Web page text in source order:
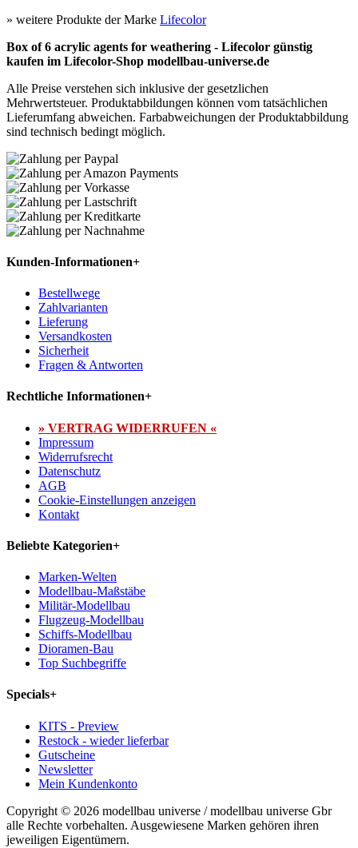
» weitere Produkte der Marke Lifecolor
Box of 6 acrylic agents for weathering - Lifecolor günstig
kaufen im Lifecolor-Shop modellbau-universe.de
Alle Preise verstehen sich inklusive der gesetzlichen
Mehrwertsteuer. Produktabbildungen können vom tatsächlichen
Lieferumfang abweichen. Farbabweichungen der Produktabbildung
sind technisch bedingt möglich.
Kunden-Informationen+
Bestellwege
Zahlvarianten
Lieferung
Versandkosten
Sicherheit
Fragen & Antworten
Rechtliche Informationen+
» VERTRAG WIDERRUFEN «
Impressum
Widerrufsrecht
Datenschutz
AGB
Cookie-Einstellungen anzeigen
Kontakt
Beliebte Kategorien+
Marken-Welten
Modellbau-Maßstäbe
Militär-Modellbau
Flugzeug-Modellbau
Schiffs-Modellbau
Dioramen-Bau
Top Suchbegriffe
Specials+
KITS - Preview
Restock - wieder lieferbar
Gutscheine
Newsletter
Mein Kundenkonto
Copyright © 2026 modellbau universe / modellbau universe Gbr
alle Rechte vorbehalten. Ausgewiesene Marken gehören ihren
jeweiligen Eigentümern.